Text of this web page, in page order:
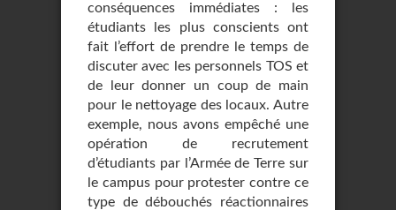
conséquences immédiates : les
étudiants les plus conscients ont
fait l’effort de prendre le temps de
discuter avec les personnels TOS et
de leur donner un coup de main
pour le nettoyage des locaux. Autre
exemple, nous avons empêché une
opération de recrutement
d’étudiants par l’Armée de Terre sur
le campus pour protester contre ce
type de débouchés réactionnaires